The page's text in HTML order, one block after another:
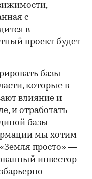
с
в
проект будет
базы
которые в
влияние и
и отработать
базы
мы хотим
«Земля просто» —
инвестор